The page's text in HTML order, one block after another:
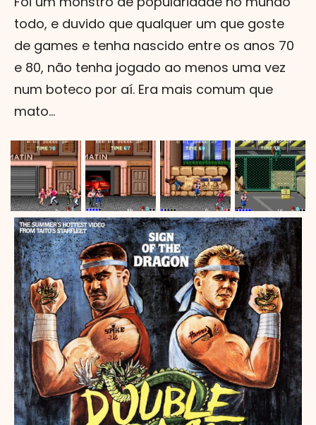
todo, e duvido que qualquer um que goste
de games e tenha nascido entre os anos 70
e 80, não tenha jogado ao menos uma vez
num boteco por aí. Era mais comum que
mato...